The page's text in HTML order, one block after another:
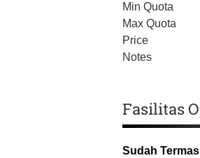
Min Quota
Max Quota
Price
Notes
Fasilitas
Sudah